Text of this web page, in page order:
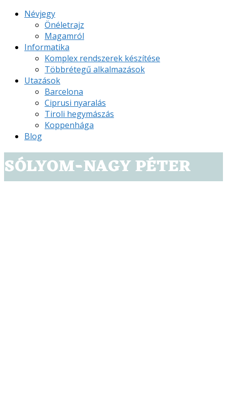
Névjegy
Önéletrajz
Magamról
Informatika
Komplex rendszerek készítése
Többrétegű alkalmazások
Utazások
Barcelona
Ciprusi nyaralás
Tiroli hegymászás
Koppenhága
Blog
SÓLYOM-NAGY PÉTER